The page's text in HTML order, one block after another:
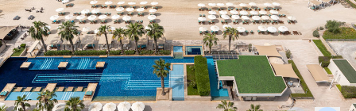
Подарочная карта Estravel
Reisikaubad.ee
Airalo eSIM
Бонусные пункты, Золотая карточка, Platinum
Club...
Золотая карточка
Platinum Club
О нас
О компании, контакты, наши консультанты,
новости...